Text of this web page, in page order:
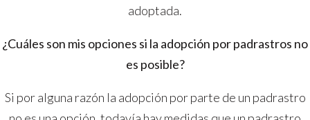
adoptada.
¿Cuáles son mis opciones si la adopción por padrastros no
es posible?
Si por alguna razón la adopción por parte de un padrastro